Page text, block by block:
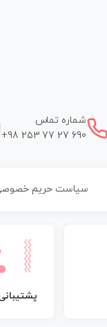
شماره تماس
+98 253 77 27 690
سیاست حریم